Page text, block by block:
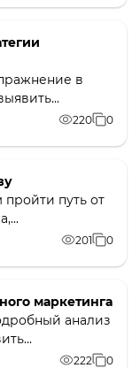
в
220 0
путь от
201 0
маркетинга
анализ
222 0